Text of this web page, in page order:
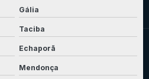
Gália
Taciba
Echaporã
Mendonça